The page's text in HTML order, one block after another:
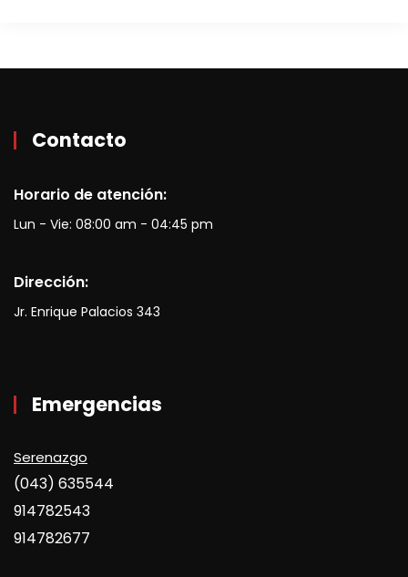
Contacto
Horario de atención:
Lun - Vie: 08:00 am - 04:45 pm
Dirección:
Jr. Enrique Palacios 343
Emergencias
Serenazgo
(043) 635544
914782543
914782677